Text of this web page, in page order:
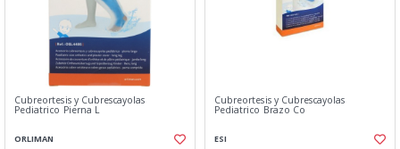
Cubreortesis y Cubrescayolas
Pediatrico Pierna L
ORLIMAN
Cubreortesis y Cubrescayolas
Pediatrico Brazo Co
ESI